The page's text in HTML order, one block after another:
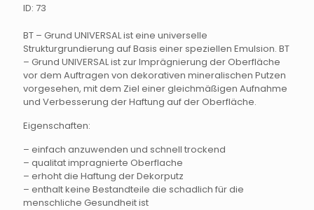
ID: 73
BT – Grund UNIVERSAL ist eine universelle
Strukturgrundierung auf Basis einer speziellen Emulsion. BT
– Grund UNIVERSAL ist zur Imprägnierung der Oberfläche
vor dem Auftragen von dekorativen mineralischen Putzen
vorgesehen, mit dem Ziel einer gleichmäßigen Aufnahme
und Verbesserung der Haftung auf der Oberfläche.
Eigenschaften:
– einfach anzuwenden und schnell trockend
– qualitat impragnierte Oberflache
– erhoht die Haftung der Dekorputz
– enthalt keine Bestandteile die schadlich für die
menschliche Gesundheit ist